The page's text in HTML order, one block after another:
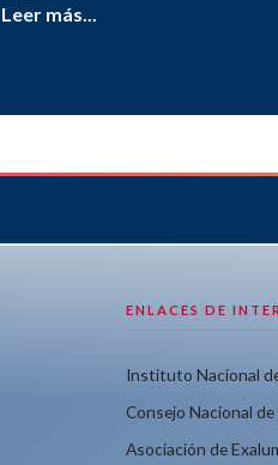
Leer más...
ENLACES DE
Instituto Nacional
Consejo Nacional
Asociación de